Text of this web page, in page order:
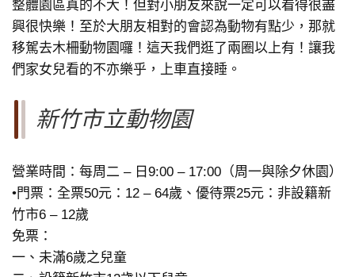
整體園區真的不大！但對小朋友來說一定可以看得很盡
興很快樂！至於大朋友相對的會認為動物有點少，那就
移駕去木柵動物園囉！這天我們逛了兩圈以上有！讓我
們家女兒看的不亦樂乎，上車直接睡。
新竹市立動物園
營業時間：每周二 – 日9:00 – 17:00（周一與除夕休園）
•門票：全票50元：12 – 64歲、優待票25元：非設籍新
竹市6 – 12歲
免票：
一、未滿6歲之兒童